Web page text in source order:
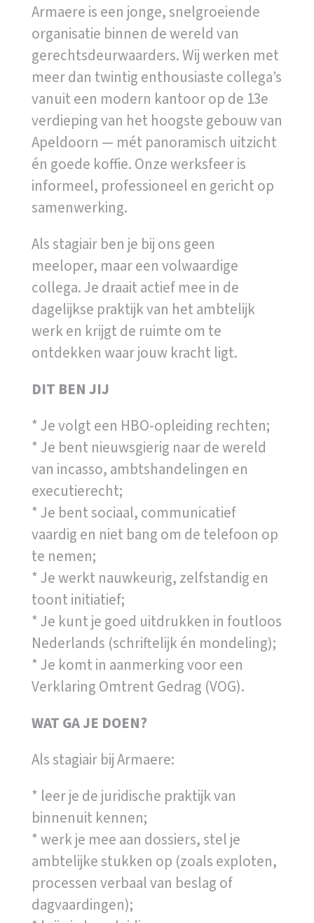
Armaere is een jonge, snelgroeiende
organisatie binnen de wereld van
gerechtsdeurwaarders. Wij werken met
meer dan twintig enthousiaste collega’s
vanuit een modern kantoor op de 13e
verdieping van het hoogste gebouw van
Apeldoorn — mét panoramisch uitzicht
én goede koffie. Onze werksfeer is
informeel, professioneel en gericht op
samenwerking.
Als stagiair ben je bij ons geen
meeloper, maar een volwaardige
collega. Je draait actief mee in de
dagelijkse praktijk van het ambtelijk
werk en krijgt de ruimte om te
ontdekken waar jouw kracht ligt.
DIT BEN JIJ
* Je volgt een HBO-opleiding rechten;
* Je bent nieuwsgierig naar de wereld
van incasso, ambtshandelingen en
executierecht;
* Je bent sociaal, communicatief
vaardig en niet bang om de telefoon op
te nemen;
* Je werkt nauwkeurig, zelfstandig en
toont initiatief;
* Je kunt je goed uitdrukken in foutloos
Nederlands (schriftelijk én mondeling);
* Je komt in aanmerking voor een
Verklaring Omtrent Gedrag (VOG).
WAT GA JE DOEN?
Als stagiair bij Armaere:
* leer je de juridische praktijk van
binnenuit kennen;
* werk je mee aan dossiers, stel je
ambtelijke stukken op (zoals exploten,
processen verbaal van beslag of
dagvaardingen);